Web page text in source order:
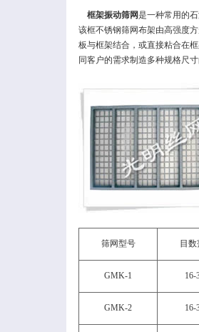
框架振动筛网是一种常用的
该框不锈钢筛网布架由高强度
板与框架结合，或直接粘合在
同客户的需求制造多种规格尺寸
筛网型号 目数
GMK-1 16-
GMK-2 16-